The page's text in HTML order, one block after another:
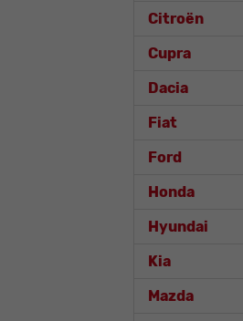
Citroën
Cupra
Dacia
Fiat
Ford
Honda
Hyundai
Kia
Mazda